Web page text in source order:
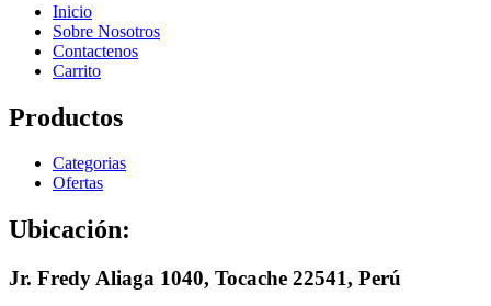
Inicio
Sobre Nosotros
Contactenos
Carrito
Productos
Categorias
Ofertas
Ubicación:
Jr. Fredy Aliaga 1040, Tocache 22541, Perú